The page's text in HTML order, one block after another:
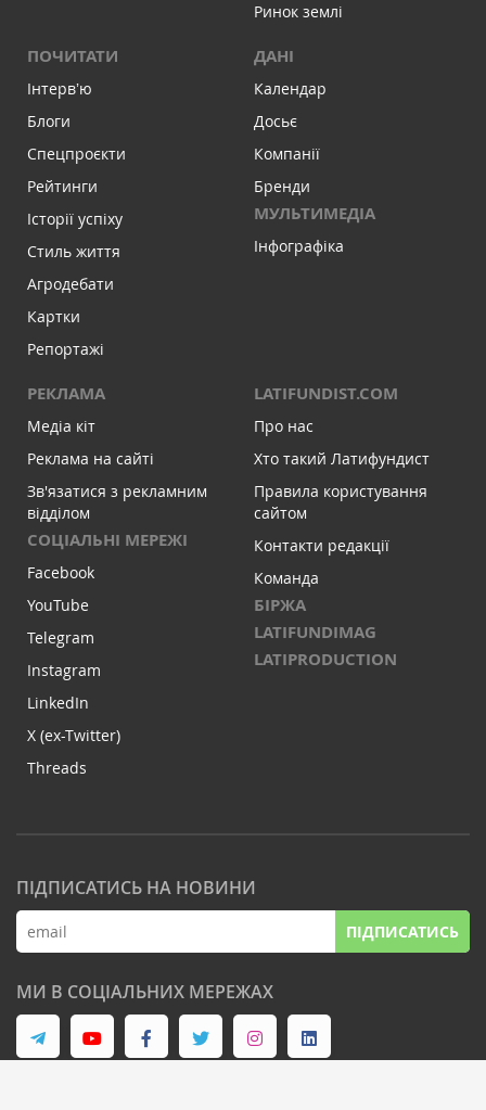
Ринок землі
ПОЧИТАТИ
Інтервʼю
Блоги
Спецпроєкти
Рейтинги
Історії успіху
Стиль життя
Агродебати
Картки
Репортажі
ДАНІ
Календар
Досьє
Компанії
Бренди
МУЛЬТИМЕДІА
Інфографіка
РЕКЛАМА
Медіа кіт
Реклама на сайті
Зв'язатися з рекламним
відділом
СОЦІАЛЬНІ МЕРЕЖІ
Facebook
YouTube
Telegram
Instagram
LinkedIn
X (ex-Twitter)
Threads
LATIFUNDIST.COM
Про нас
Хто такий Латифундист
Правила користування
сайтом
Контакти редакції
Команда
БІРЖА
LATIFUNDIMAG
LATIPRODUCTION
ПІДПИСАТИСЬ НА НОВИНИ
ПІДПИСАТИСЬ
МИ В СОЦІАЛЬНИХ МЕРЕЖАХ